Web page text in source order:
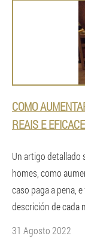
COMO
REAIS E
Un artigo detallado
homes, como
caso paga a pena,
descrición de cada
31 Agosto 2022